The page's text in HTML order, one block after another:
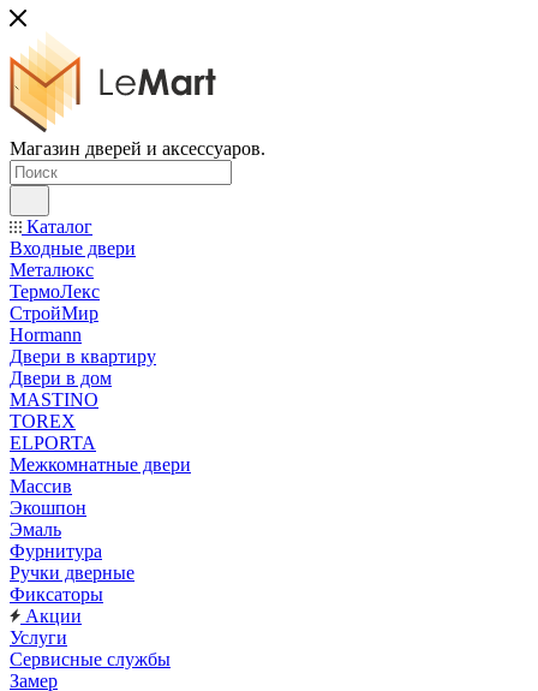
Магазин дверей и аксессуаров.
Каталог
Входные двери
Металюкс
ТермоЛекс
СтройМир
Hormann
Двери в квартиру
Двери в дом
MASTINO
TOREX
ELPORTA
Межкомнатные двери
Массив
Экошпон
Эмаль
Фурнитура
Ручки дверные
Фиксаторы
Акции
Услуги
Сервисные службы
Замер